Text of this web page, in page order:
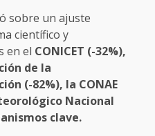
sobre un ajuste
científico y
en el CONICET (-32%),
de la
(-82%), la CONAE
Nacional
clave.